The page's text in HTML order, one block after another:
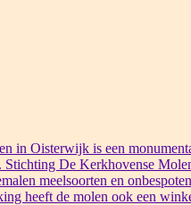
in Oisterwijk is een
De Kerkhovense
meelsoorten en
heeft de molen ook een